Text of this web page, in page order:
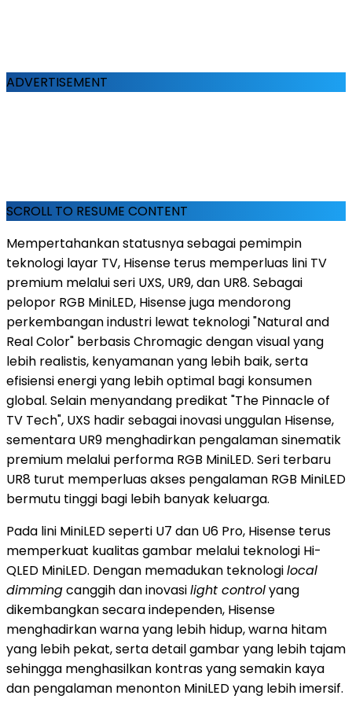
ADVERTISEMENT
SCROLL TO RESUME CONTENT
Mempertahankan statusnya sebagai pemimpin
teknologi layar TV, Hisense terus memperluas lini TV
premium melalui seri UXS, UR9, dan UR8. Sebagai
pelopor RGB MiniLED, Hisense juga mendorong
perkembangan industri lewat teknologi "Natural and
Real Color" berbasis Chromagic dengan visual yang
lebih realistis, kenyamanan yang lebih baik, serta
efisiensi energi yang lebih optimal bagi konsumen
global. Selain menyandang predikat "The Pinnacle of
TV Tech", UXS hadir sebagai inovasi unggulan Hisense,
sementara UR9 menghadirkan pengalaman sinematik
premium melalui performa RGB MiniLED. Seri terbaru
UR8 turut memperluas akses pengalaman RGB MiniLED
bermutu tinggi bagi lebih banyak keluarga.
Pada lini MiniLED seperti U7 dan U6 Pro, Hisense terus
memperkuat kualitas gambar melalui teknologi Hi-
QLED MiniLED. Dengan memadukan teknologilocal
dimmingcanggih dan inovasilight controlyang
dikembangkan secara independen, Hisense
menghadirkan warna yang lebih hidup, warna hitam
yang lebih pekat, serta detail gambar yang lebih tajam
sehingga menghasilkan kontras yang semakin kaya
dan pengalaman menonton MiniLED yang lebih imersif.